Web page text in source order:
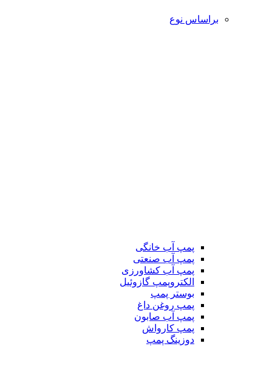
براساس نوع
پمپ آب خانگی
پمپ آب صنعتی
پمپ آب کشاورزی
الکتروپمپ گازوئیل
بوستر پمپ
پمپ روغن داغ
پمپ آب صابون
پمپ کارواش
دوزینگ پمپ